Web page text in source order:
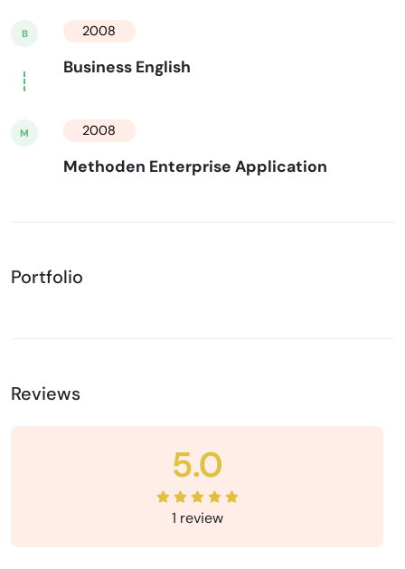
B 2008
Business English
M 2008
Methoden Enterprise Application
Portfolio
Reviews
5.0
1 review